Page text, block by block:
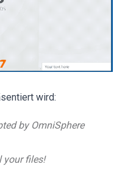
wird:
by OmniSphere
your files!